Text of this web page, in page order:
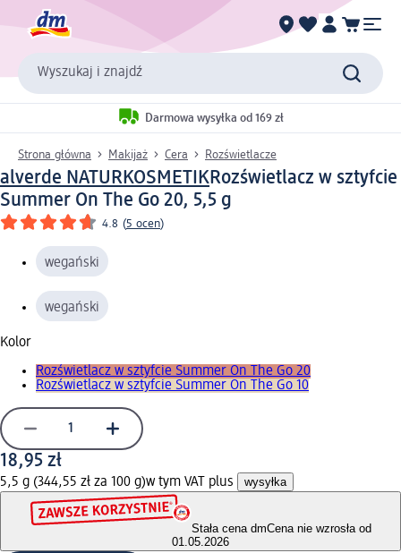
Wyszukaj i znajdź
Darmowa wysyłka od 169 zł
Strona główna Makijaż Cera Rozświetlacze
alverde NATURKOSMETIKRozświetlacz w sztyfcie
Summer On The Go 20, 5,5 g
4.8 (5 ocen)
wegański
wegański
Kolor
Rozświetlacz w sztyfcie Summer On The Go 20
Rozświetlacz w sztyfcie Summer On The Go 10
18,95 zł
5,5 g (344,55 zł za 100 g)w tym VAT plus wysyłka
Stała cena dmCena nie wzrosła od
01.05.2026